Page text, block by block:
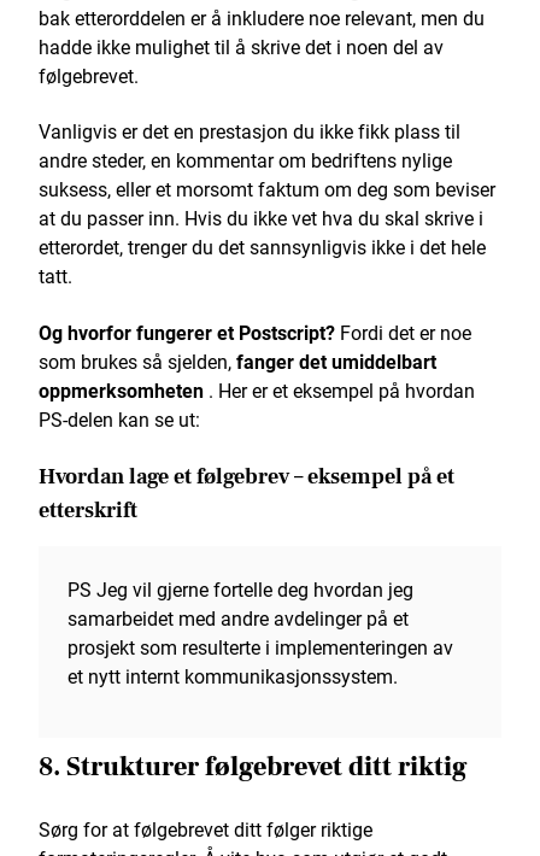
bak etterorddelen er å inkludere noe relevant, men du
hadde ikke mulighet til å skrive det i noen del av
følgebrevet.
Vanligvis er det en prestasjon du ikke fikk plass til
andre steder, en kommentar om bedriftens nylige
suksess, eller et morsomt faktum om deg som beviser
at du passer inn. Hvis du ikke vet hva du skal skrive i
etterordet, trenger du det sannsynligvis ikke i det hele
tatt.
Og hvorfor fungerer et Postscript? Fordi det er noe
som brukes så sjelden,fanger det umiddelbart
oppmerksomheten . Her er et eksempel på hvordan
PS-delen kan se ut:
Hvordan lage et følgebrev – eksempel på et
etterskrift
PS Jeg vil gjerne fortelle deg hvordan jeg
samarbeidet med andre avdelinger på et
prosjekt som resulterte i implementeringen av
et nytt internt kommunikasjonssystem.
8. Strukturer følgebrevet ditt riktig
Sørg for at følgebrevet ditt følger riktige